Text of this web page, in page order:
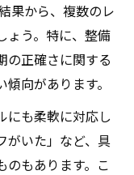
果から、複数のレ
ょう。特に、整備
の正確さに関する
向があります。
にも柔軟に対応し
がいた」など、具
のもあります。こ